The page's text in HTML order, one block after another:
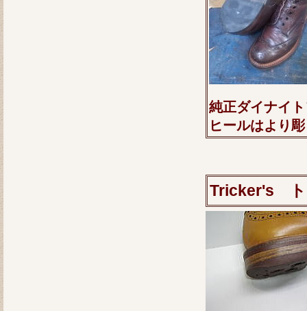
純正ダイナイ
ヒールはより
Tricker's ト